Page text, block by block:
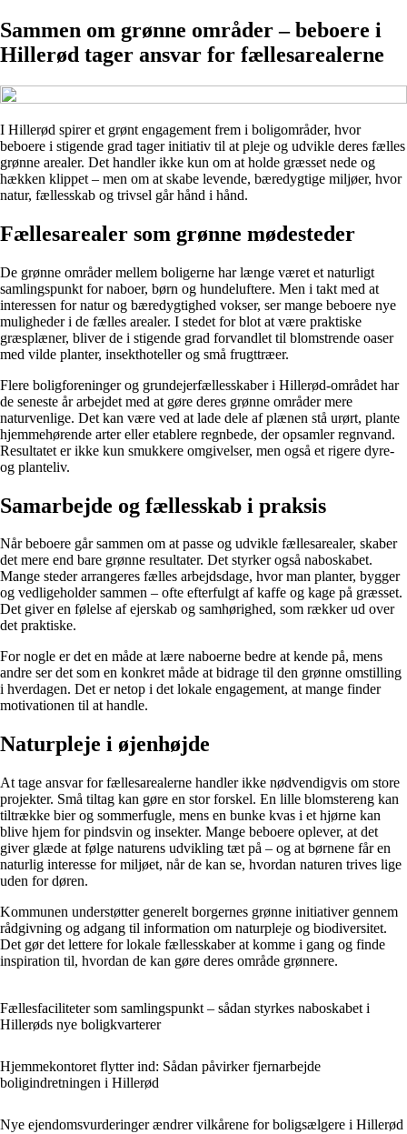
Sammen om grønne områder – beboere i
Hillerød tager ansvar for fællesarealerne
I Hillerød spirer et grønt engagement frem i boligområder, hvor
beboere i stigende grad tager initiativ til at pleje og udvikle deres fælles
grønne arealer. Det handler ikke kun om at holde græsset nede og
hækken klippet – men om at skabe levende, bæredygtige miljøer, hvor
natur, fællesskab og trivsel går hånd i hånd.
Fællesarealer som grønne mødesteder
De grønne områder mellem boligerne har længe været et naturligt
samlingspunkt for naboer, børn og hundeluftere. Men i takt med at
interessen for natur og bæredygtighed vokser, ser mange beboere nye
muligheder i de fælles arealer. I stedet for blot at være praktiske
græsplæner, bliver de i stigende grad forvandlet til blomstrende oaser
med vilde planter, insekthoteller og små frugttræer.
Flere boligforeninger og grundejerfællesskaber i Hillerød-området har
de seneste år arbejdet med at gøre deres grønne områder mere
naturvenlige. Det kan være ved at lade dele af plænen stå urørt, plante
hjemmehørende arter eller etablere regnbede, der opsamler regnvand.
Resultatet er ikke kun smukkere omgivelser, men også et rigere dyre-
og planteliv.
Samarbejde og fællesskab i praksis
Når beboere går sammen om at passe og udvikle fællesarealer, skaber
det mere end bare grønne resultater. Det styrker også naboskabet.
Mange steder arrangeres fælles arbejdsdage, hvor man planter, bygger
og vedligeholder sammen – ofte efterfulgt af kaffe og kage på græsset.
Det giver en følelse af ejerskab og samhørighed, som rækker ud over
det praktiske.
For nogle er det en måde at lære naboerne bedre at kende på, mens
andre ser det som en konkret måde at bidrage til den grønne omstilling
i hverdagen. Det er netop i det lokale engagement, at mange finder
motivationen til at handle.
Naturpleje i øjenhøjde
At tage ansvar for fællesarealerne handler ikke nødvendigvis om store
projekter. Små tiltag kan gøre en stor forskel. En lille blomstereng kan
tiltrække bier og sommerfugle, mens en bunke kvas i et hjørne kan
blive hjem for pindsvin og insekter. Mange beboere oplever, at det
giver glæde at følge naturens udvikling tæt på – og at børnene får en
naturlig interesse for miljøet, når de kan se, hvordan naturen trives lige
uden for døren.
Kommunen understøtter generelt borgernes grønne initiativer gennem
rådgivning og adgang til information om naturpleje og biodiversitet.
Det gør det lettere for lokale fællesskaber at komme i gang og finde
inspiration til, hvordan de kan gøre deres område grønnere.
Fællesfaciliteter som samlingspunkt – sådan styrkes naboskabet i
Hillerøds nye boligkvarterer
Hjemmekontoret flytter ind: Sådan påvirker fjernarbejde
boligindretningen i Hillerød
Nye ejendomsvurderinger ændrer vilkårene for boligsælgere i Hillerød